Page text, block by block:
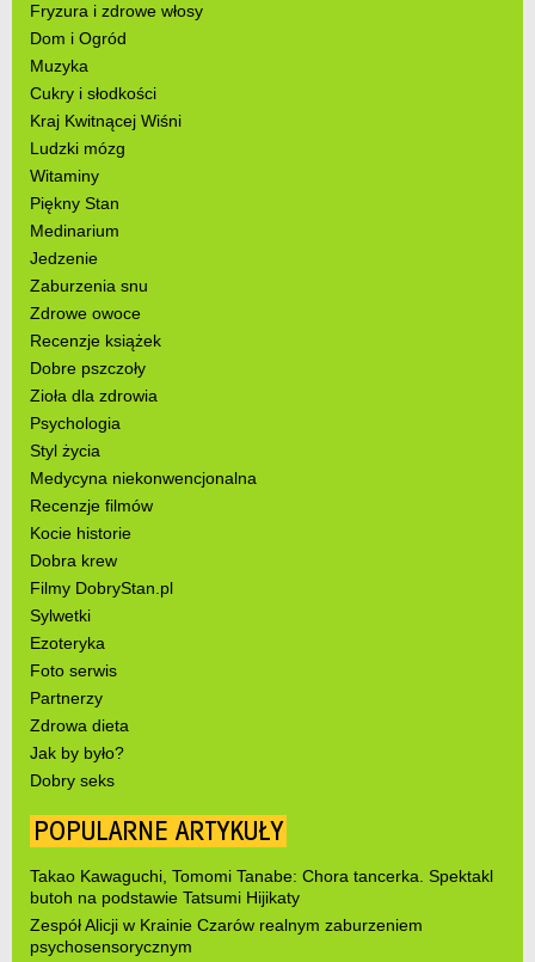
Fryzura i zdrowe włosy
Dom i Ogród
Muzyka
Cukry i słodkości
Kraj Kwitnącej Wiśni
Ludzki mózg
Witaminy
Piękny Stan
Medinarium
Jedzenie
Zaburzenia snu
Zdrowe owoce
Recenzje książek
Dobre pszczoły
Zioła dla zdrowia
Psychologia
Styl życia
Medycyna niekonwencjonalna
Recenzje filmów
Kocie historie
Dobra krew
Filmy DobryStan.pl
Sylwetki
Ezoteryka
Foto serwis
Partnerzy
Zdrowa dieta
Jak by było?
Dobry seks
POPULARNE ARTYKUŁY
Takao Kawaguchi, Tomomi Tanabe: Chora tancerka. Spektakl
butoh na podstawie Tatsumi Hijikaty
Zespół Alicji w Krainie Czarów realnym zaburzeniem
psychosensorycznym